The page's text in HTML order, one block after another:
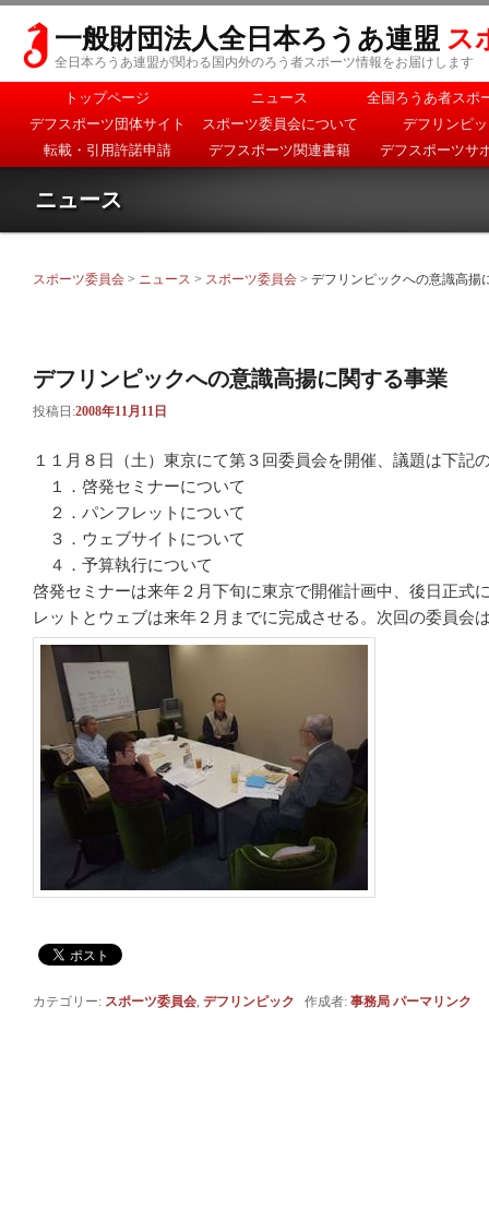
一般財団法人全日本ろうあ連盟 ス
全日本ろうあ連盟が関わる国内外のろう者スポーツ情報をお届けします
メインメニュー
メインコンテンツへ移
動
サブコンテンツへ移動
トップページ ニュース
全国ろうあ者スポ
デフスポーツ団体サイト
スポーツ委員会について
デフリンピ
転載・引用許諾申請
デフスポーツ関連書籍 デフスポーツサ
ニュース
スポーツ委員会 > ニュース > スポーツ委員会 > デフリンピックへの意識高揚
デフリンピックへの意識高揚に関する事業
投稿日:2008年11月11日
１１月８日（土）東京にて第３回委員会を開催、議題は下記
１．啓発セミナーについて
２．パンフレットについて
３．ウェブサイトについて
４．予算執行について
啓発セミナーは来年２月下旬に東京で開催計画中、後日正式
レットとウェブは来年２月までに完成させる。次回の委員会
カテゴリー: スポーツ委員会 デフリンピック 作成者: 事務局 パーマリンク